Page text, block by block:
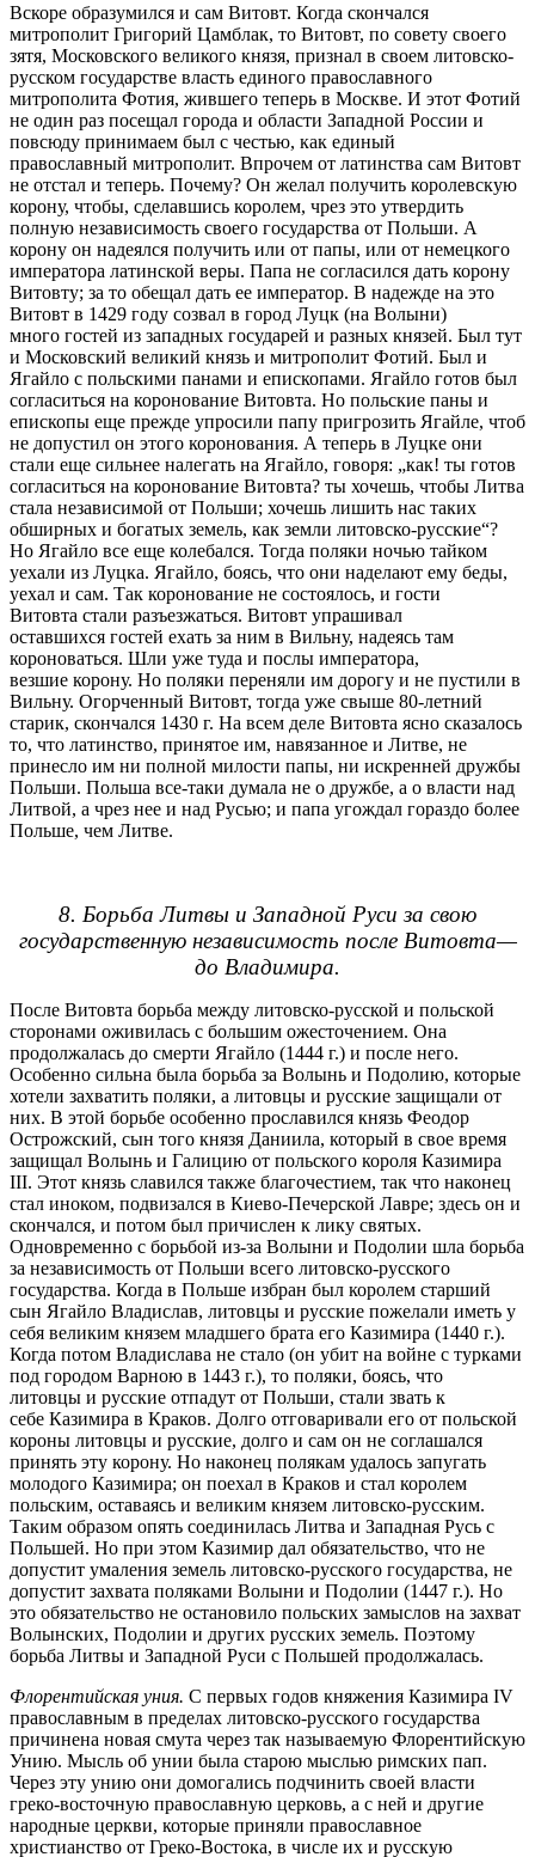
Вскоре образумился и сам Витовт. Когда скончался
митрополит Григорий Цамблак, то Витовт, по совету своего
зятя, Московского великого князя, признал в своем литовско-
русском государстве власть единого православного
митрополита Фотия, жившего теперь в Москве. И этот Фотий
не один раз посещал города и области Западной России и
повсюду принимаем был с честью, как единый
православный митрополит. Впрочем от латинства сам Витовт
не отстал и теперь. Почему? Он желал получить королевскую
корону, чтобы, сделавшись королем, чрез это утвердить
полную независимость своего государства от Польши. А
корону он надеялся получить или от папы, или от немецкого
императора латинской веры. Папа не согласился дать корону
Витовту; за то обещал дать ее император. В надежде на это
Витовт в 1429 году созвал в город Луцк (на Волыни)
много гостей из западных государей и разных князей. Был тут
и Московский великий князь и митрополит Фотий. Был и
Ягайло с польскими панами и епископами. Ягайло готов был
согласиться на коронование Витовта. Но польские паны и
епископы еще прежде упросили папу пригрозить Ягайле, чтоб
не допустил он этого коронования. А теперь в Луцке они
стали еще сильнее налегать на Ягайло, говоря: „как! ты готов
согласиться на коронование Витовта? ты хочешь, чтобы Литва
стала независимой от Польши; хочешь лишить нас таких
обширных и богатых земель, как земли литовско-русские“?
Но Ягайло все еще колебался. Тогда поляки ночью тайком
уехали из Луцка. Ягайло, боясь, что они наделают ему беды,
уехал и сам. Так коронование не состоялось, и гости
Витовта стали разъезжаться. Витовт упрашивал
оставшихся гостей ехать за ним в Вильну, надеясь там
короноваться. Шли уже туда и послы императора,
везшие корону. Но поляки переняли им дорогу и не пустили в
Вильну. Огорченный Витовт, тогда уже свыше 80-летний
старик, скончался 1430 г. На всем деле Витовта ясно сказалось
то, что латинство, принятое им, навязанное и Литве, не
принесло им ни полной милости папы, ни искренней дружбы
Польши. Польша все-таки думала не о дружбе, а о власти над
Литвой, а чрез нее и над Русью; и папа угождал гораздо более
Польше, чем Литве.
8. Борьба Литвы и Западной Руси за свою
государственную независимость после Витовта—
до Владимира.
После Витовта борьба между литовско-русской и польской
сторонами оживилась с большим ожесточением. Она
продолжалась до смерти Ягайло (1444 г.) и после него.
Особенно сильна была борьба за Волынь и Подолию, которые
хотели захватить поляки, а литовцы и русские защищали от
них. В этой борьбе особенно прославился князь Феодор
Острожский, сын того князя Даниила, который в свое время
защищал Волынь и Галицию от польского короля Казимира
III. Этот князь славился также благочестием, так что наконец
стал иноком, подвизался в Киево-Печерской Лавре; здесь он и
скончался, и потом был причислен к лику святых.
Одновременно с борьбой из-за Волыни и Подолии шла борьба
за независимость от Польши всего литовско-русского
государства. Когда в Польше избран был королем старший
сын Ягайло Владислав, литовцы и русские пожелали иметь у
себя великим князем младшего брата его Казимира (1440 г.).
Когда потом Владислава не стало (он убит на войне с турками
под городом Варною в 1443 г.), то поляки, боясь, что
литовцы и русские отпадут от Польши, стали звать к
себе Казимира в Краков. Долго отговаривали его от польской
короны литовцы и русские, долго и сам он не соглашался
принять эту корону. Но наконец полякам удалось запугать
молодого Казимира; он поехал в Краков и стал королем
польским, оставаясь и великим князем литовско-русским.
Таким образом опять соединилась Литва и Западная Русь с
Польшей. Но при этом Казимир дал обязательство, что не
допустит умаления земель литовско-русского государства, не
допустит захвата поляками Волыни и Подолии (1447 г.). Но
это обязательство не остановило польских замыслов на захват
Волынских, Подолии и других русских земель. Поэтому
борьба Литвы и Западной Руси с Польшей продолжалась.
Флорентийская уния. С первых годов княжения Казимира IV
православным в пределах литовско-русского государства
причинена новая смута через так называемую Флорентийскую
Унию. Мысль об унии была старою мыслью римских пап.
Через эту унию они домогались подчинить своей власти
греко-восточную православную церковь, а с ней и другие
народные церкви, которые приняли православное
христианство от Греко-Востока, в числе их и русскую